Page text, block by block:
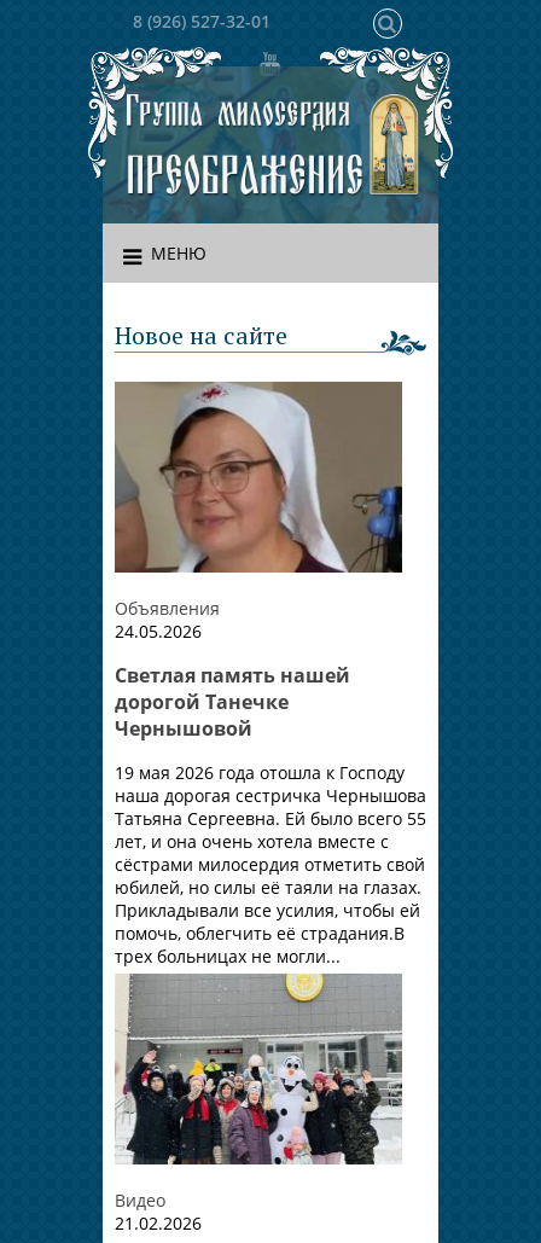
8 (926) 527-32-01
МЕНЮ
Новое на сайте
Объявления
24.05.2026
Светлая память нашей
дорогой Танечке
Чернышовой
19 мая 2026 года отошла к Господу
наша дорогая сестричка Чернышова
Татьяна Сергеевна. Ей было всего 55
лет, и она очень хотела вместе с
сёстрами милосердия отметить свой
юбилей, но силы её таяли на глазах.
Прикладывали все усилия, чтобы ей
помочь, облегчить её страдания.В
трех больницах не могли...
Видео
21.02.2026